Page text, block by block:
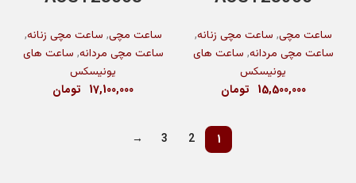
ساعت مچی, ساعت مچی زنانه,
ساعت مچی مردانه, ساعت های
یونیسکس
15,500,000 تومان
ساعت مچی, ساعت مچی زنانه,
ساعت مچی مردانه, ساعت های
یونیسکس
17,100,000 تومان
1
2
3
→